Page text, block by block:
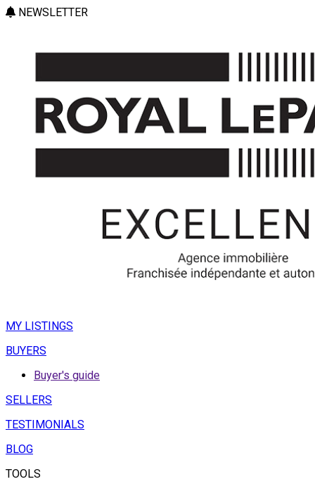
NEWSLETTER
MY LISTINGS
BUYERS
Buyer's guide
SELLERS
TESTIMONIALS
BLOG
TOOLS